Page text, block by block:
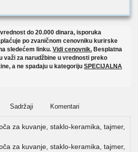
do 20.000 dinara, isporuka
po zvaničnom cenovniku kurirske
sledećem linku. Vidi cenovnik. Besplatna
važi za narudžbine u vrednosti preko
a ne spadaju u kategoriju SPECIJALNA
Sadržaji Komentari
za kuvanje, staklo-keramika, tajmer,
za kuvanje, staklo-keramika, tajmer,